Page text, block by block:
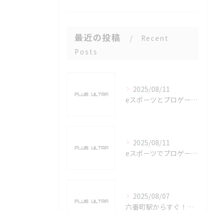
最近の投稿
Recent
Posts
2025/08/11
eスポーツとプロゲーマーを六番町駅で目指すための実践ガイド
2025/08/11
eスポーツでプロゲーマーを目指す愛知県名古屋市の最新キャリアガイド
2025/08/07
六番町駅からすぐ！名古屋のeスポーツ施設で快適なプレイ環境を確保